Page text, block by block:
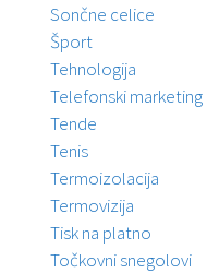
Sončne celice
Šport
Tehnologija
Telefonski marketing
Tende
Tenis
Termoizolacija
Termovizija
Tisk na platno
Točkovni snegolovi